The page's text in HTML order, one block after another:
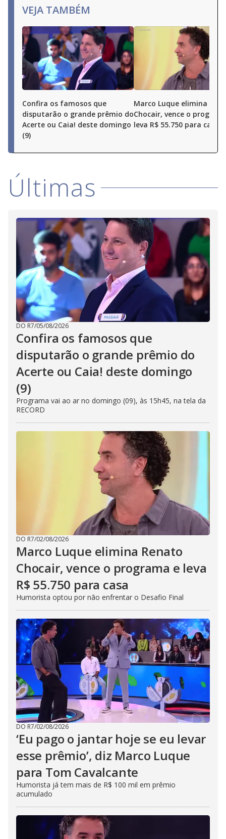
VEJA TAMBÉM
Confira os famosos que
disputarão o grande prêmio do
Acerte ou Caia! deste domingo
(9)
Marco Luque elimina
Chocair, vence o
leva R$ 55.750 para casa
Últimas
DO R7/05/08/2026
Confira os famosos que
disputarão o grande prêmio do
Acerte ou Caia! deste domingo
(9)
Programa vai ao ar no domingo (09), às 15h45, na tela da
RECORD
DO R7/02/08/2026
Marco Luque elimina Renato
Chocair, vence o programa e leva
R$ 55.750 para casa
Humorista optou por não enfrentar o Desafio Final
DO R7/02/08/2026
‘Eu pago o jantar hoje se eu levar
esse prêmio’, diz Marco Luque
para Tom Cavalcante
Humorista já tem mais de R$ 100 mil em prêmio
acumulado